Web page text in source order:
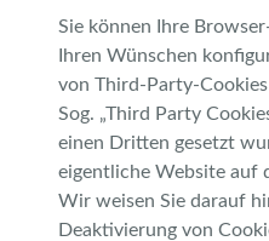
Sie können Ihre
Ihren Wünschen
von Third-Party-
Sog. „Third Party
einen Dritten gesetzt
eigentliche Website auf
Wir weisen Sie darauf
Deaktivierung von